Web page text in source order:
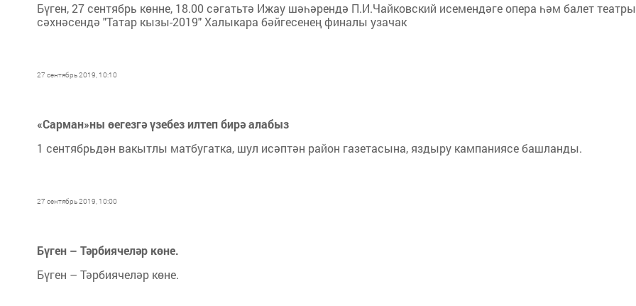
Бүген, 27 сентябрь көнне, 18.00 сәгатьтә Ижау шәһәрендә П.И.Чайковский исемендәге опера һәм балет театры
сәхнәсендә "Татар кызы-2019" Халыкара бәйгесенең финалы узачак
27 сентябрь 2019, 10:10
«Сарман»ны өегезгә үзебез илтеп бирә алабыз
1 сентябрьдән вакытлы матбугатка, шул исәптән район газетасына, яздыру кампаниясе башланды.
27 сентябрь 2019, 10:00
Бүген – Тәрбиячеләр көне.
Бүген – Тәрбиячеләр көне.